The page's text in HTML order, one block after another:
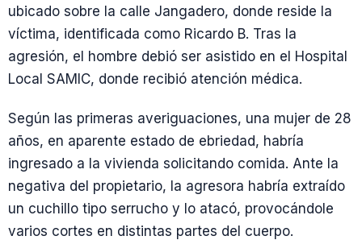
ubicado sobre la calle Jangadero, donde reside la
víctima, identificada como Ricardo B. Tras la
agresión, el hombre debió ser asistido en el Hospital
Local SAMIC, donde recibió atención médica.
Según las primeras averiguaciones, una mujer de 28
años, en aparente estado de ebriedad, habría
ingresado a la vivienda solicitando comida. Ante la
negativa del propietario, la agresora habría extraído
un cuchillo tipo serrucho y lo atacó, provocándole
varios cortes en distintas partes del cuerpo.